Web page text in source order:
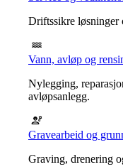
Driftssikre løsninger
Vann, avløp og
Nylegging,
avløpsanlegg.
Gravearbeid og
Graving, drenering